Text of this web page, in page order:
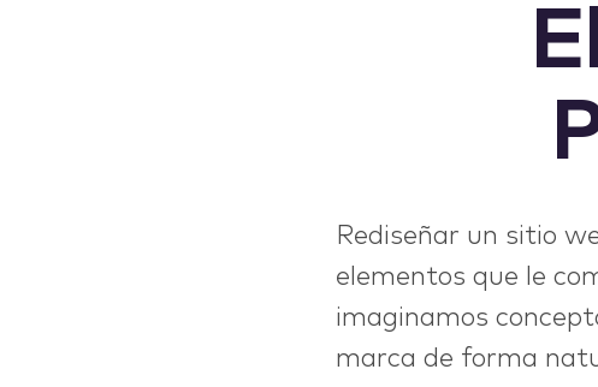
Rediseñar un sitio
elementos que le
imaginamos
marca de forma